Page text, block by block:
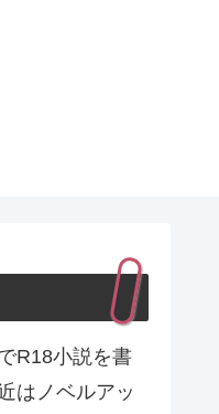
R18小説を書
はノベルアッ